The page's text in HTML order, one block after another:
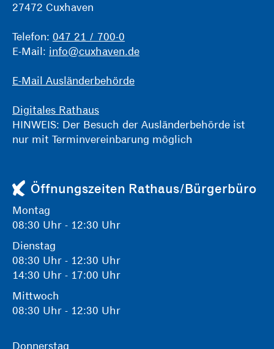
27472 Cuxhaven
Telefon: 047 21 / 700-0
E-Mail: info@cuxhaven.de
E-Mail Ausländerbehörde
Digitales Rathaus
HINWEIS: Der Besuch der Ausländerbehörde ist
nur mit Terminvereinbarung möglich
Öffnungszeiten Rathaus/Bürgerbüro
Montag
08:30 Uhr - 12:30 Uhr
Dienstag
08:30 Uhr - 12:30 Uhr
14:30 Uhr - 17:00 Uhr
Mittwoch
08:30 Uhr - 12:30 Uhr
Donnerstag